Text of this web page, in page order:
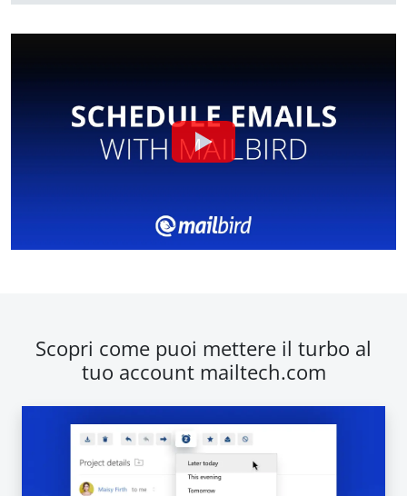
Scopri come puoi mettere il turbo al
tuo account mailtech.com